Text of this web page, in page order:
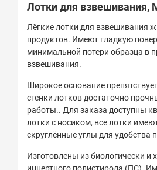
Лотки для взвешивания,
Лёгкие лотки для взвешивания
продуктов. Имеют гладкую
минимальной потери образца в
взвешивания.
Широкое основание
стенки лотков достаточно
работы.. Для заказа доступны
лотки с носиком, все лотки
скруглённые углы для удобства
Изготовлены из биологически и